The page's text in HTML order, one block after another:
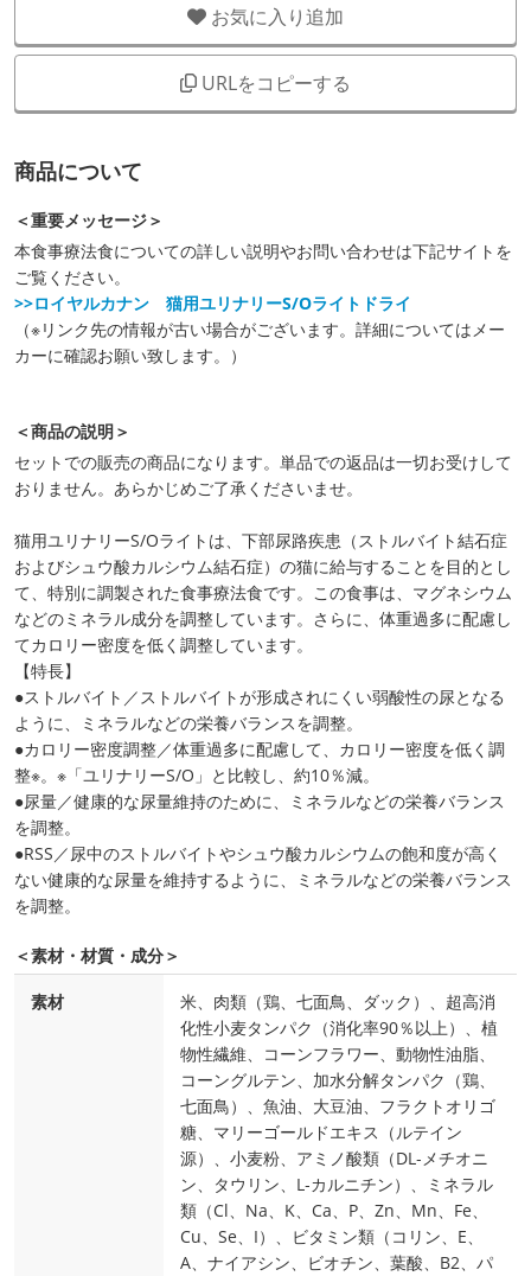
お気に入り追加
URLをコピーする
商品について
＜重要メッセージ＞
本食事療法食についての詳しい説明やお問い合わせは下記サイトを
ご覧ください。
>>ロイヤルカナン 猫用ユリナリーS/Oライトドライ
（※リンク先の情報が古い場合がございます。詳細についてはメー
カーに確認お願い致します。）
＜商品の説明＞
セットでの販売の商品になります。単品での返品は一切お受けして
おりません。あらかじめご了承くださいませ。
猫用ユリナリーS/Oライトは、下部尿路疾患（ストルバイト結石症
およびシュウ酸カルシウム結石症）の猫に給与することを目的とし
て、特別に調製された食事療法食です。この食事は、マグネシウム
などのミネラル成分を調整しています。さらに、体重過多に配慮し
てカロリー密度を低く調整しています。
【特長】
●ストルバイト／ストルバイトが形成されにくい弱酸性の尿となる
ように、ミネラルなどの栄養バランスを調整。
●カロリー密度調整／体重過多に配慮して、カロリー密度を低く調
整※。※「ユリナリーS/O」と比較し、約10％減。
●尿量／健康的な尿量維持のために、ミネラルなどの栄養バランス
を調整。
●RSS／尿中のストルバイトやシュウ酸カルシウムの飽和度が高く
ない健康的な尿量を維持するように、ミネラルなどの栄養バランス
を調整。
＜素材・材質・成分＞
素材
米、肉類（鶏、七面鳥、ダック）、超高消
化性小麦タンパク（消化率90％以上）、植
物性繊維、コーンフラワー、動物性油脂、
コーングルテン、加水分解タンパク（鶏、
七面鳥）、魚油、大豆油、フラクトオリゴ
糖、マリーゴールドエキス（ルテイン
源）、小麦粉、アミノ酸類（DL‐メチオニ
ン、タウリン、L‐カルニチン）、ミネラル
類（Cl、Na、K、Ca、P、Zn、Mn、Fe、
Cu、Se、I）、ビタミン類（コリン、E、
A、ナイアシン、ビオチン、葉酸、B2、パ